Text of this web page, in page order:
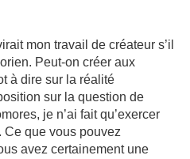
mon travail de créateur s’il
Peut-on créer aux
à dire sur la réalité
sur la question de
je n’ai fait qu’exercer
Ce que vous pouvez
avez certainement une